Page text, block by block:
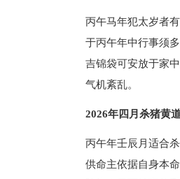
丙午马年犯太岁者
于丙午年中行事须
吉锦袋可安放于家
气机紊乱。
2026年四月杀猪黄
丙午年壬辰月适合
供命主依据自身本